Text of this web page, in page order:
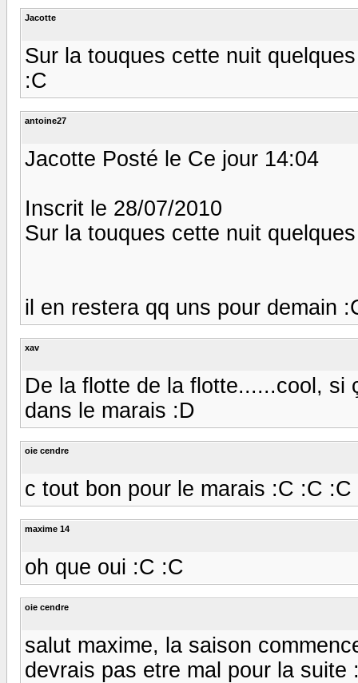
Jacotte
Sur la touques cette nuit
:C
antoine27
Jacotte Posté le Ce jour 14:04
Inscrit le 28/07/2010
Sur la touques cette nuit
il en restera qq uns pour demain
xav
De la flotte de la flotte......cool, si
dans le marais :D
oie cendre
c tout bon pour le marais :C :C :C
maxime 14
oh que oui :C :C
oie cendre
salut maxime, la saison
devrais pas etre mal pour la suite